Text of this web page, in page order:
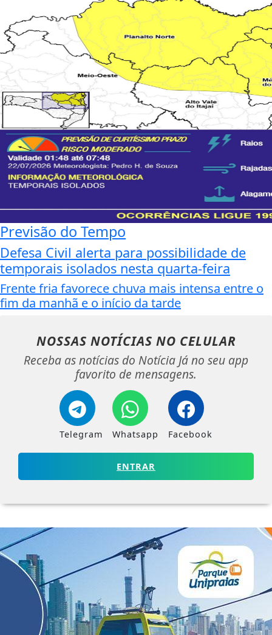
Previsão do Tempo
Defesa Civil alerta para possibilidade de
temporais isolados nesta quarta-feira
Frente fria favorece chuva mais intensa entre o
fim da manhã e o início da tarde
NOSSAS NOTÍCIAS NO CELULAR
Receba as notícias do Notícia Já no seu app
favorito de mensagens.
Telegram Whatsapp Facebook
ENTRAR